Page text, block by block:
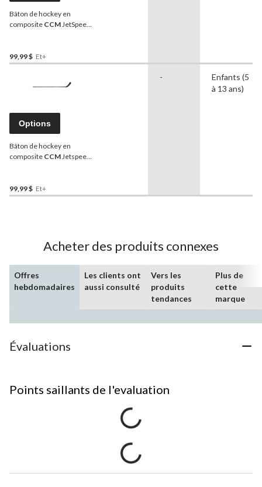
Bâton de hockey en
composite CCM JetSpeed
99,99 $ Et+
Options
Bâton de hockey en
composite CCM Jetspeed
99,99 $ Et+
-
Enfants (5
à 13 ans)
Acheter des produits connexes
Offres
hebdomadaires
Les clients ont
aussi consulté
Vers les
produits
tendances
Plus de
cette
marque
Évaluations
Points saillants de l'evaluation